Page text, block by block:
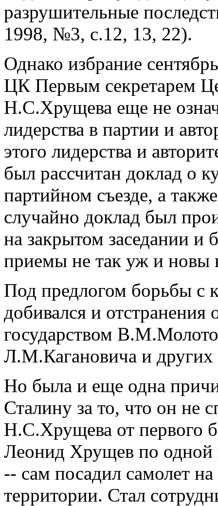
разрушительные
1998, №3, с.12, 13, 22).
Однако избрание
ЦК Первым секретарем
Н.С.Хрущева еще не
лидерства в партии и
этого лидерства и
был рассчитан доклад о
партийном съезде, а
случайно доклад был
на закрытом заседании и
приемы не так уж и новы
Под предлогом борьбы с
добивался и отстранения
государством
Л.М.Кагановича и других
Но была и еще одна
Сталину за то, что он не
Н.С.Хрущева от первого
Леонид Хрущев по одной
-- сам посадил самолет
территории. Стал